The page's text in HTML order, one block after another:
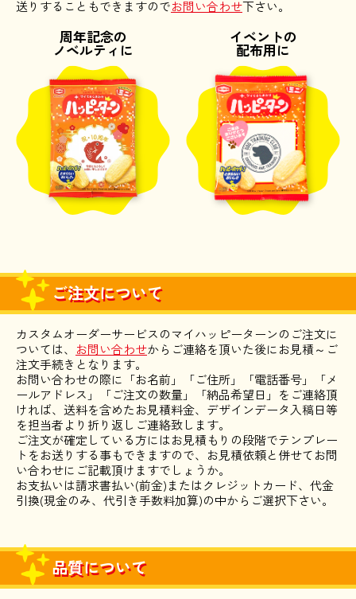
送りすることもできますのでお問い合わせ下さい。
周年記念の
ノベルティに
イベントの
配布用に
ご注文について
カスタムオーダーサービスのマイハッピーターンのご注文に
ついては、 お問い合わせからご連絡を頂いた後にお見積～ご
注文手続きとなります。
お問い合わせの際に「お名前」「ご住所」「電話番号」「メ
ールアドレス」「ご注文の数量」「納品希望日」をご連絡頂
ければ、送料を含めたお見積料金、デザインデータ入稿日等
を担当者より折り返しご連絡致します。
ご注文が確定している方にはお見積もりの段階でテンプレー
トをお送りする事もできますので、お見積依頼と併せてお問
い合わせにご記載頂けますでしょうか。
お支払いは請求書払い(前金)またはクレジットカード、代金
引換(現金のみ、代引き手数料加算)の中からご選択下さい。
品質について